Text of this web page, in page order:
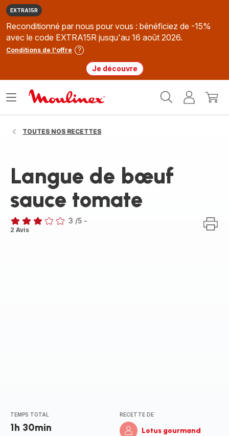
EXTRA15R
Reconditionné par nous pour vous : bénéficiez de -15%
avec le code EXTRA15R jusqu'au 16 août 2026.
Conditions de l'offre
Je découvre
MonMon
Ouvrir
TOUTES NOS RECETTES
Langue de bœuf
sauce tomate
Avis
3 /5 -
2 Avis
TEMPS TOTAL
1h 30min
RECETTE DE
Lotus gourmand